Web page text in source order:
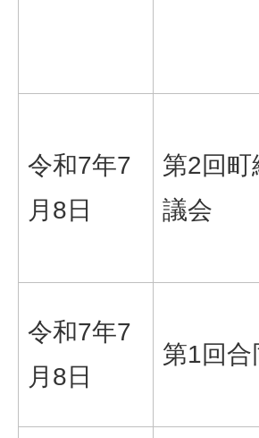
令和7年7
月8日
第2回町
議会
令和7年7
月8日
第1回合